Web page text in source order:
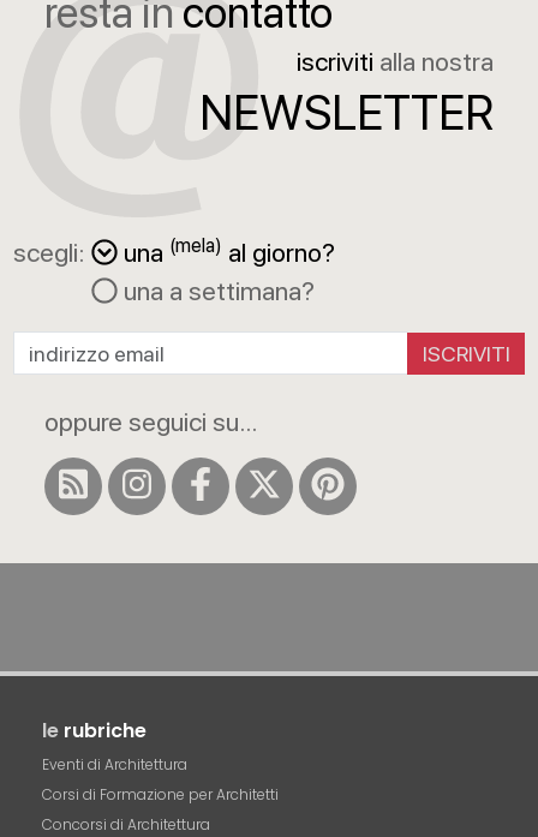
resta in contatto
iscriviti alla nostra
NEWSLETTER
scegli: una (mela) al giorno?
una a settimana?
ISCRIVITI
oppure seguici su...
le rubriche
Eventi di Architettura
Corsi di Formazione per Architetti
Concorsi di Architettura